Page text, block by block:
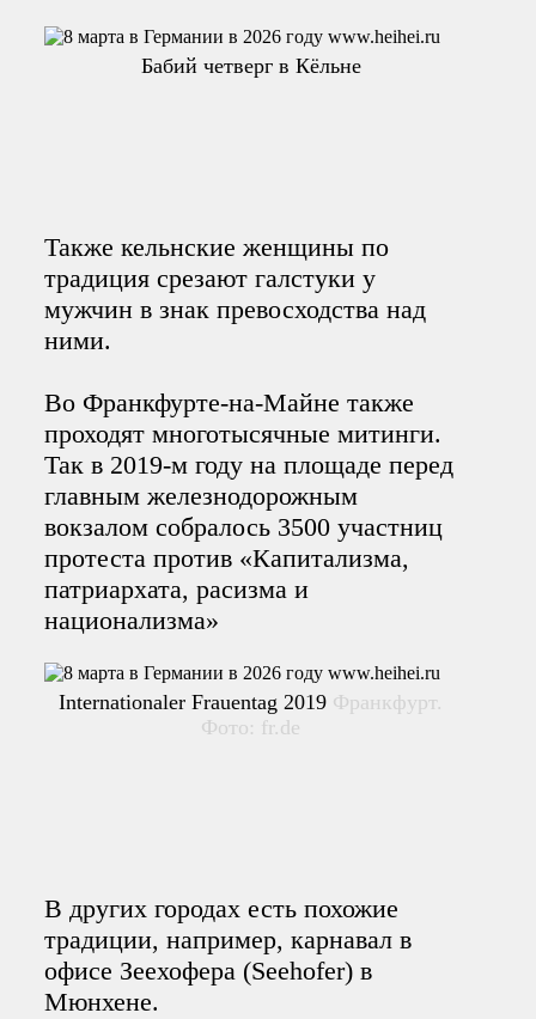
Бабий четверг в Кёльне
Также кельнские женщины по
традиция срезают галстуки у
мужчин в знак превосходства над
ними.
Во Франкфурте-на-Майне также
проходят многотысячные митинги.
Так в 2019-м году на площаде перед
главным железнодорожным
вокзалом собралось 3500 участниц
протеста против «Капитализма,
патриархата, расизма и
национализма»
Internationaler Frauentag 2019 Франкфурт.
Фото: fr.de
В других городах есть похожие
традиции, например, карнавал в
офисе Зеехофера (Seehofer) в
Мюнхене.